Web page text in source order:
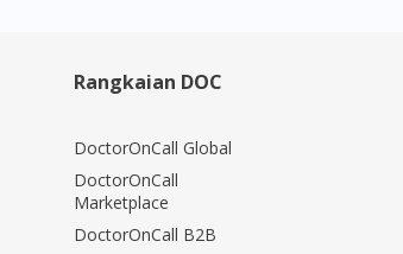
Rangkaian DOC
DoctorOnCall Global
DoctorOnCall
Marketplace
DoctorOnCall B2B